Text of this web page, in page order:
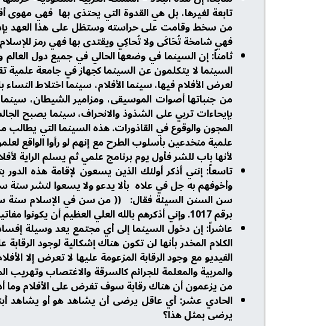
تابعة لغيرها، بل هي القدوة التي يحتذى بها فهي
من سخط وقامت على حراسته وستظل على هذا العهد
فهي شامخة تُحَاكَى ولا تُحاكِي ويقتدى بها فهي رمز
ثامناً: إن السينما في وضعها الحالي في جميع دول
السينما لا يتكلمون عن السينما كجهاز في جامعة علمية
لعرض الأفلام فيها، سينما الأفلام، سينما اختلاط
من جنباتها أصوات الموسيقى، ومزامير الشيطان،
بإيحاءات تربي على الشذوذ والانحراف، سينما يصبح
المجون والوقوع في القاذورات. هذه السينما التي
علمية منخدعين بأسلوب الطرح مع إنهم لو رأوا الواقع
لأنها باب للشر فأول يوم برنامج علمي ثم يسلم الراية
تاسعاً: إنني أذكر أولئك الذين يسعون لإقامة هذه الدور
سن السنن السيئة فقال: (( من سن في الإسلام سنة
برقم 1017. وإني أذكرهم بالله العلي العظيم أن يكونوا مفاتيح للخير مغاليق للشر.
عاشراً: إن دخول السينما إلى أي مجتمع يعد وسيلة
الكلام المخدر بأنها لن تكون هناك إشكالية لوجود
الفيديو مع وجود الرقابة المزعومة عليها لا تعرض إلا
والمربية والمعلمة للجرائم كالسرقة والاغتصاب وتهريب
من يزعمون أن هناك رقابة سوف تفرض على الأفلام وما
الحادي عشر: أي عاقل يرضى أن يشاهد هو أو يشاهد
يرضى بمثل هذا؟